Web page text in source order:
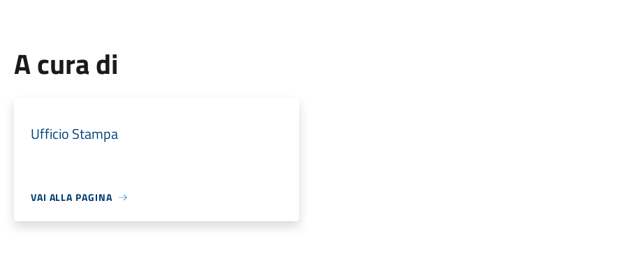
A cura di
Ufficio Stampa
VAI ALLA PAGINA